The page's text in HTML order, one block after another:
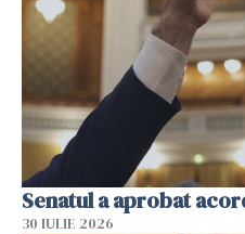
Senatul a aprobat
30 IULIE 2026